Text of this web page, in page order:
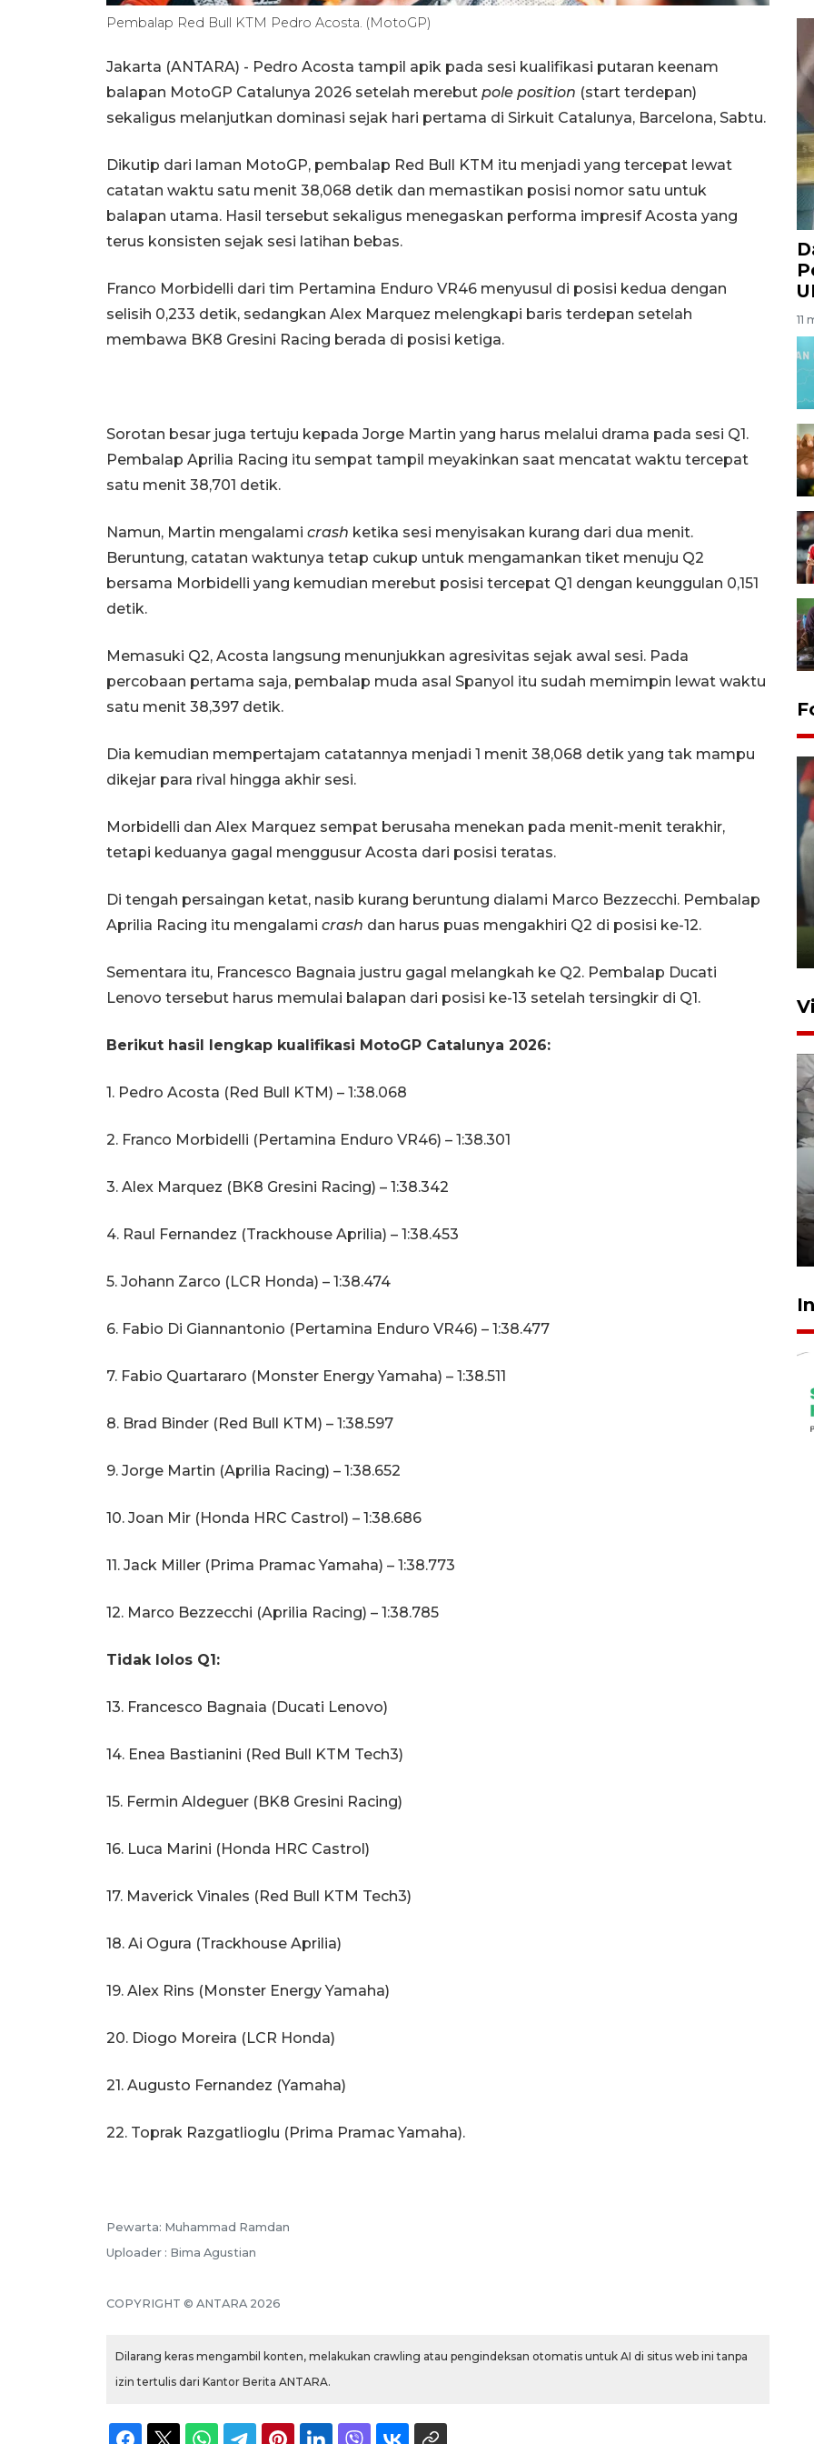
Pembalap Red Bull KTM Pedro Acosta. (MotoGP)
Jakarta (ANTARA) - Pedro Acosta tampil apik pada sesi kualifikasi putaran keenam
balapan MotoGP Catalunya 2026 setelah merebut pole position (start terdepan)
sekaligus melanjutkan dominasi sejak hari pertama di Sirkuit Catalunya, Barcelona, Sabtu.
Dikutip dari laman MotoGP, pembalap Red Bull KTM itu menjadi yang tercepat lewat
catatan waktu satu menit 38,068 detik dan memastikan posisi nomor satu untuk
balapan utama. Hasil tersebut sekaligus menegaskan performa impresif Acosta yang
terus konsisten sejak sesi latihan bebas.
Franco Morbidelli dari tim Pertamina Enduro VR46 menyusul di posisi kedua dengan
selisih 0,233 detik, sedangkan Alex Marquez melengkapi baris terdepan setelah
membawa BK8 Gresini Racing berada di posisi ketiga.
Sorotan besar juga tertuju kepada Jorge Martin yang harus melalui drama pada sesi Q1.
Pembalap Aprilia Racing itu sempat tampil meyakinkan saat mencatat waktu tercepat
satu menit 38,701 detik.
Namun, Martin mengalami crash ketika sesi menyisakan kurang dari dua menit.
Beruntung, catatan waktunya tetap cukup untuk mengamankan tiket menuju Q2
bersama Morbidelli yang kemudian merebut posisi tercepat Q1 dengan keunggulan 0,151
detik.
Memasuki Q2, Acosta langsung menunjukkan agresivitas sejak awal sesi. Pada
percobaan pertama saja, pembalap muda asal Spanyol itu sudah memimpin lewat waktu
satu menit 38,397 detik.
Dia kemudian mempertajam catatannya menjadi 1 menit 38,068 detik yang tak mampu
dikejar para rival hingga akhir sesi.
Morbidelli dan Alex Marquez sempat berusaha menekan pada menit-menit terakhir,
tetapi keduanya gagal menggusur Acosta dari posisi teratas.
Di tengah persaingan ketat, nasib kurang beruntung dialami Marco Bezzecchi. Pembalap
Aprilia Racing itu mengalami crash dan harus puas mengakhiri Q2 di posisi ke-12.
Sementara itu, Francesco Bagnaia justru gagal melangkah ke Q2. Pembalap Ducati
Lenovo tersebut harus memulai balapan dari posisi ke-13 setelah tersingkir di Q1.
Berikut hasil lengkap kualifikasi MotoGP Catalunya 2026:
1. Pedro Acosta (Red Bull KTM) – 1:38.068
2. Franco Morbidelli (Pertamina Enduro VR46) – 1:38.301
3. Alex Marquez (BK8 Gresini Racing) – 1:38.342
4. Raul Fernandez (Trackhouse Aprilia) – 1:38.453
5. Johann Zarco (LCR Honda) – 1:38.474
6. Fabio Di Giannantonio (Pertamina Enduro VR46) – 1:38.477
7. Fabio Quartararo (Monster Energy Yamaha) – 1:38.511
8. Brad Binder (Red Bull KTM) – 1:38.597
9. Jorge Martin (Aprilia Racing) – 1:38.652
10. Joan Mir (Honda HRC Castrol) – 1:38.686
11. Jack Miller (Prima Pramac Yamaha) – 1:38.773
12. Marco Bezzecchi (Aprilia Racing) – 1:38.785
Tidak lolos Q1:
13. Francesco Bagnaia (Ducati Lenovo)
14. Enea Bastianini (Red Bull KTM Tech3)
15. Fermin Aldeguer (BK8 Gresini Racing)
16. Luca Marini (Honda HRC Castrol)
17. Maverick Vinales (Red Bull KTM Tech3)
18. Ai Ogura (Trackhouse Aprilia)
19. Alex Rins (Monster Energy Yamaha)
20. Diogo Moreira (LCR Honda)
21. Augusto Fernandez (Yamaha)
22. Toprak Razgatlioglu (Prima Pramac Yamaha).
Pewarta: Muhammad Ramdan
Uploader : Bima Agustian
COPYRIGHT © ANTARA 2026
Dilarang keras mengambil konten, melakukan crawling atau pengindeksan otomatis untuk AI di situs web ini tanpa
izin tertulis dari Kantor Berita ANTARA.
11
KemenHAM Babel Jalin Kerja
Sama